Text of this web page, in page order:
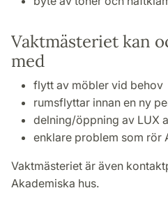
Vaktmästeriet kan
med
flytt av möbler vid behov
rumsflyttar innan en ny
delning/öppning av LUX
enklare problem som rör
Vaktmästeriet är även
Akademiska hus.